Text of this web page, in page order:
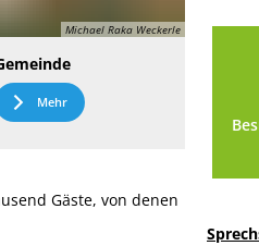
Michael Raka Weckerle
Mehr
Gäste, von denen